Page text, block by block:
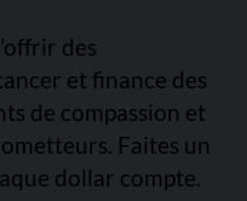
des
et finance des
de compassion et
Faites un
dollar compte.